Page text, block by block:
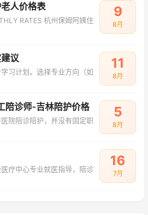
人价格表
RATES 杭州保姆阿姨住
9
8月
议
习计划。选择专业方向（如
11
8月
陪诊师-吉林陪护价格
院陪诊陪护，并没有固定职
5
8月
疗中心专业就医指导，陪诊
16
7月